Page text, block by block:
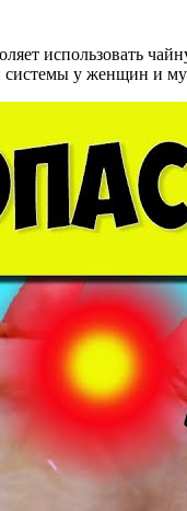
использовать
системы у женщин и